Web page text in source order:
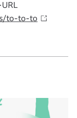
to-to-to